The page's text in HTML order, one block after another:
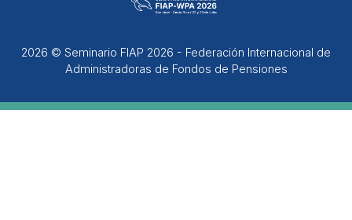
2026 © Seminario FIAP 2026 - Federación Internacional de
Administradoras de Fondos de Pensiones